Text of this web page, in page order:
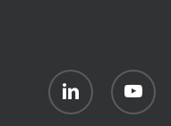
linkedin youtube